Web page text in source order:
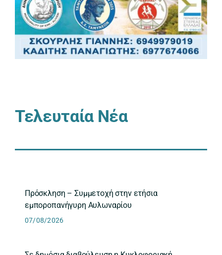
Τελευταία Νέα
Πρόσκληση – Συμμετοχή στην ετήσια
εμποροπανήγυρη Αυλωναρίου
07/08/2026